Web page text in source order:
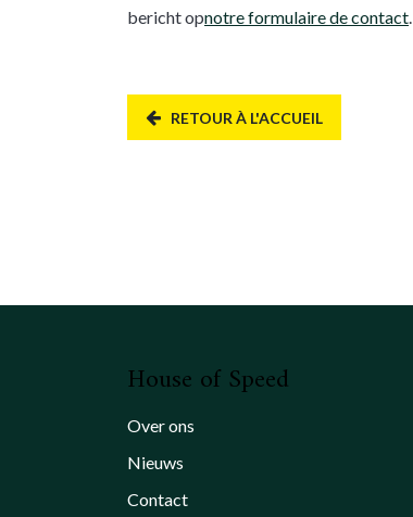
bericht opnotre formulaire de contact.
RETOUR À L'ACCUEIL
House of Speed
Over ons
Nieuws
Contact